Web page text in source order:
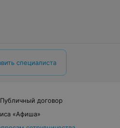
специалиста
Публичный договор
«Афиша»